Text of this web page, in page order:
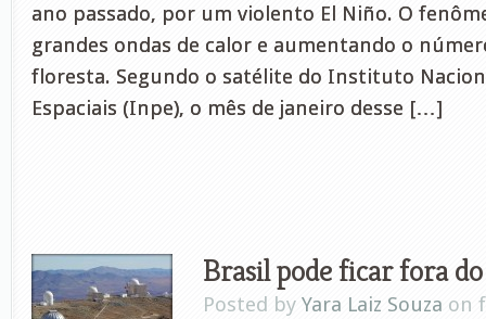
ano passado, por um violento El Niño. O
grandes ondas de calor e aumentando o
floresta. Segundo o satélite do Instituto
Espaciais (Inpe), o mês de janeiro desse […]
Brasil pode ficar fora do
Posted by Yara Laiz Souza on